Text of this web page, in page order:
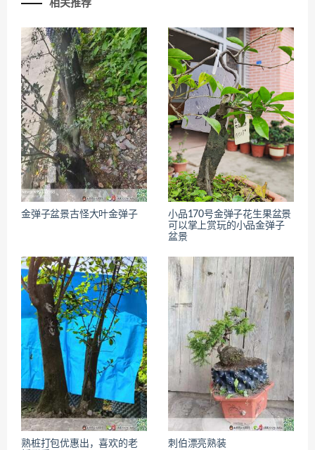
相关推荐
金弹子盆景古怪大叶金弹子
小品170号金弹子花生果盆景
可以掌上赏玩的小品金弹子
盆景
熟桩打包优惠出，喜欢的老
刺伯漂亮熟装